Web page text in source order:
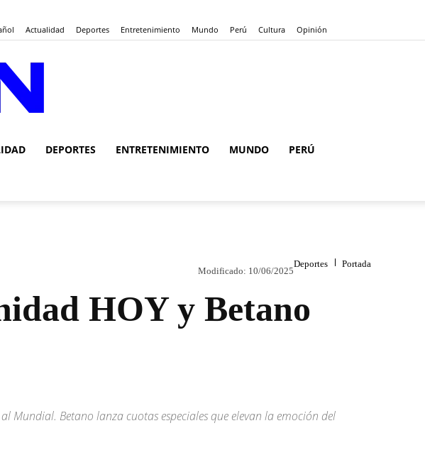
Actualidad Deportes Entretenimiento Mundo Perú Cultura Opinión
DEPORTES ENTRETENIMIENTO MUNDO PERÚ
Deportes Portada
Modificado: 10/06/2025
HOY y Betano
Betano lanza cuotas especiales que elevan la emoción del